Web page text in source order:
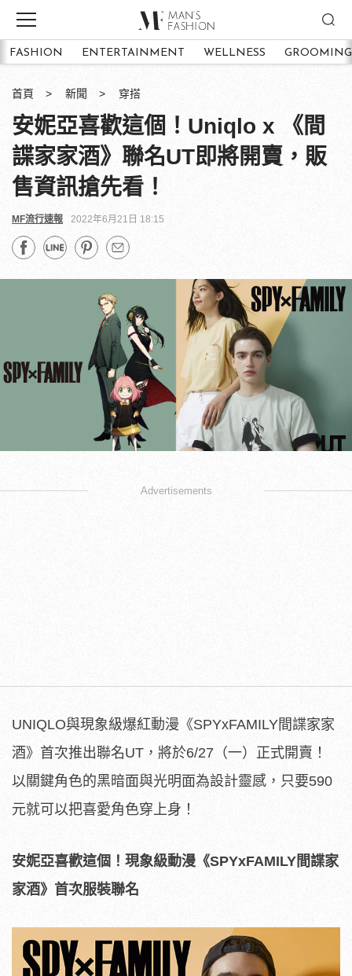
FASHION ENTERTAINMENT WELLNESS GROOMING
首頁 新聞 穿搭
安妮亞喜歡這個！Uniqlo x 《間
諜家家酒》聯名UT即將開賣，販
售資訊搶先看！
MF流行速報 2022年6月21日 18:15
Advertisements
UNIQLO與現象級爆紅動漫《SPYxFAMILY間諜家家
酒》首次推出聯名UT，將於6/27（一）正式開賣！
以關鍵角色的黑暗面與光明面為設計靈感，只要590
元就可以把喜愛角色穿上身！
安妮亞喜歡這個！現象級動漫《SPYxFAMILY間諜家
家酒》首次服裝聯名